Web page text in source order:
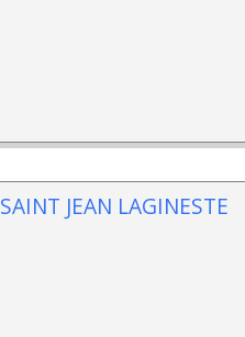
JEAN LAGINESTE